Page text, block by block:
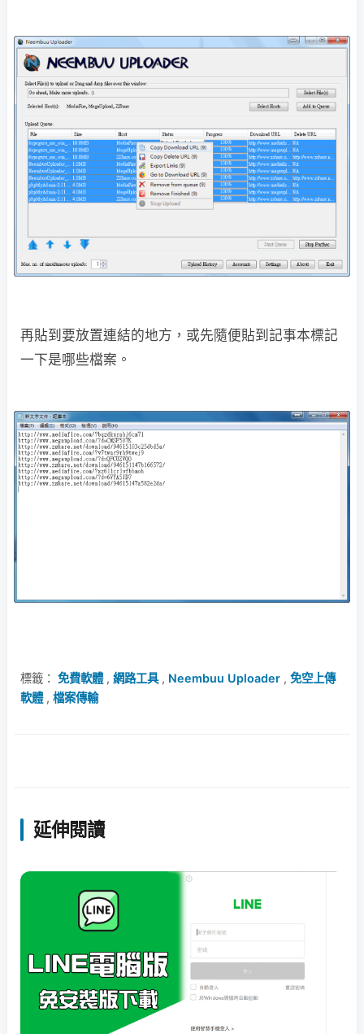
再貼到要放置連結的地方，或先隨便貼到記事本標記
一下是哪些檔案。
標籤： 免費軟體, 網路工具, Neembuu Uploader , 免空上傳
軟體, 檔案傳輸
延伸閱讀